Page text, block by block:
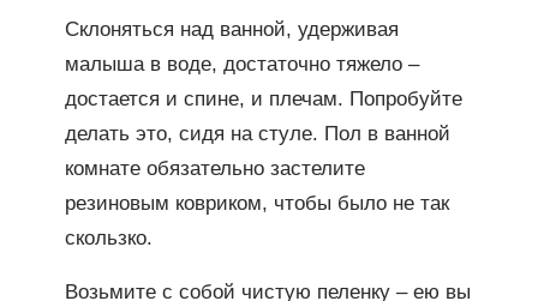
Склоняться над ванной, удерживая
малыша в воде, достаточно тяжело –
достается и спине, и плечам. Попробуйте
делать это, сидя на стуле. Пол в ванной
комнате обязательно застелите
резиновым ковриком, чтобы было не так
скользко.
Возьмите с собой чистую пеленку – ею вы